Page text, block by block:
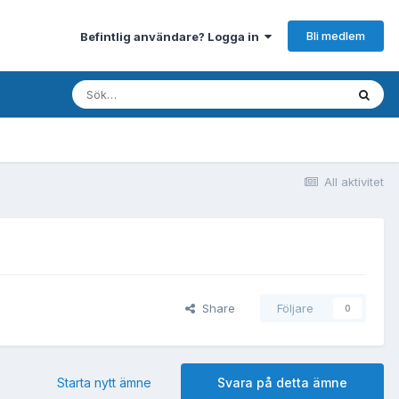
Befintlig användare? Logga in Bli medlem
All aktivitet
Share Följare 0
Svara på detta ämne
Starta nytt ämne